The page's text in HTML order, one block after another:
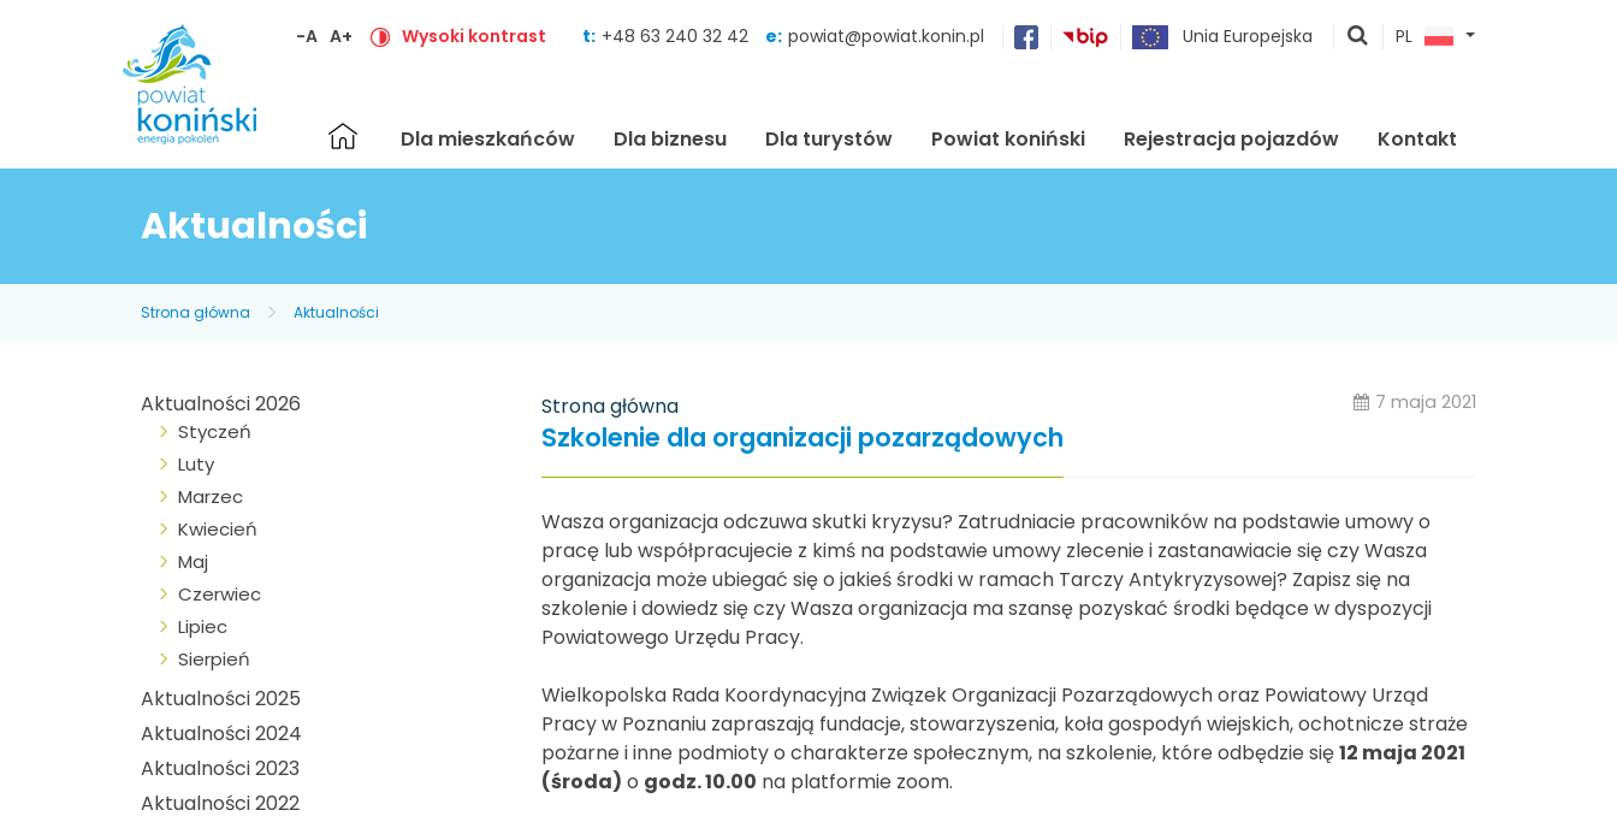
-A A+ Wysoki kontrast t: +48 63 240 32 42 e: powiat@powiat.konin.pl Unia Europejska
pokaż
PL
Strona
główna
Dla mieszkańców Dla biznesu Dla turystów Powiat koniński Rejestracja pojazdów Kontakt
Aktualności
Strona główna Aktualności
Aktualności 2026
Styczeń
Luty
Marzec
Kwiecień
Maj
Czerwiec
Lipiec
Sierpień
Aktualności 2025
Aktualności 2024
Aktualności 2023
Aktualności 2022
Strona główna 7 maja 2021
Szkolenie dla organizacji pozarządowych
Wasza organizacja odczuwa skutki kryzysu? Zatrudniacie pracowników na podstawie umowy o
pracę lub współpracujecie z kimś na podstawie umowy zlecenie i zastanawiacie się czy Wasza
organizacja może ubiegać się o jakieś środki w ramach Tarczy Antykryzysowej? Zapisz się na
szkolenie i dowiedz się czy Wasza organizacja ma szansę pozyskać środki będące w dyspozycji
Powiatowego Urzędu Pracy.
Wielkopolska Rada Koordynacyjna Związek Organizacji Pozarządowych oraz Powiatowy Urząd
Pracy w Poznaniu zapraszają fundacje, stowarzyszenia, koła gospodyń wiejskich, ochotnicze straże
pożarne i inne podmioty o charakterze społecznym, na szkolenie, które odbędzie się12 maja 2021
(środa) o godz. 10.00 na platformie zoom.